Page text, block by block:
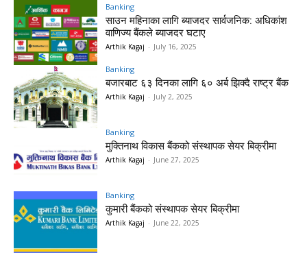
Banking
साउन महिनाका लागि ब्याजदर सार्वजनिक: अधिकांश
वाणिज्य बैंकले ब्याजदर घटाए
Arthik Kagaj - July 16, 2025
Banking
बजारबाट ६३ दिनका लागि ६० अर्ब झिक्दै राष्ट्र बैंक
Arthik Kagaj - July 2, 2025
Banking
मुक्तिनाथ विकास बैंकको संस्थापक सेयर बिक्रीमा
Arthik Kagaj - June 27, 2025
Banking
कुमारी बैंकको संस्थापक सेयर बिक्रीमा
Arthik Kagaj - June 22, 2025